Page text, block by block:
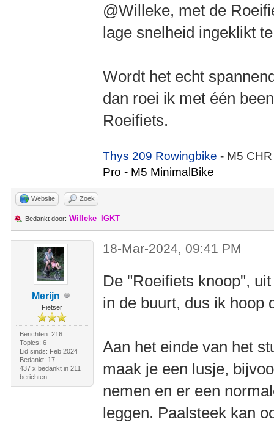
@Willeke, met de
lage snelheid ingeklikt
Wordt het echt
dan roei ik met één
Roeifiets.
Thys 209 Rowingbike- M5
Pro - M5 MinimalBike
Website Zoek
Bedankt door: Willeke_IGKT
Merijn
Fietser
Berichten: 216
Topics: 6
Lid sinds: Feb 2024
Bedankt: 17
437 x bedankt in 211
berichten
18-Mar-2024, 09:41 PM
De "Roeifiets knoop",
in de buurt, dus ik hoop
Aan het einde van het
maak je een lusje,
nemen en er een
leggen. Paalsteek kan